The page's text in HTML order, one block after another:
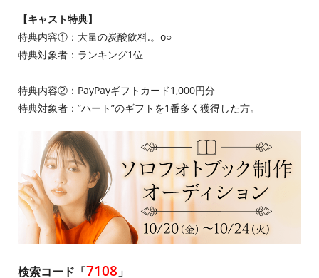
【キャスト特典】
特典内容①：大量の炭酸飲料.。o○
特典対象者：ランキング1位
特典内容②：PayPayギフトカード1,000円分
特典対象者：”ハート”のギフトを1番多く獲得した方。
検索コード「7108 」